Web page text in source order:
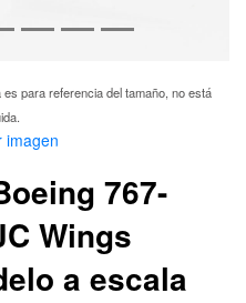
para referencia del tamaño, no está
imagen
767-
Wings
a escala